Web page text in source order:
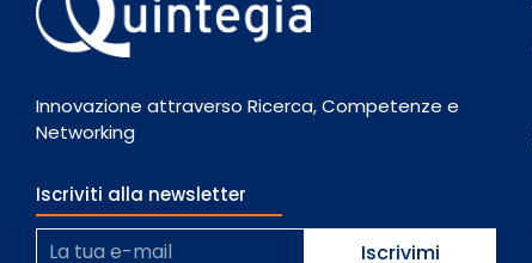
Innovazione attraverso Ricerca, Competenze e
Networking
Iscriviti alla newsletter